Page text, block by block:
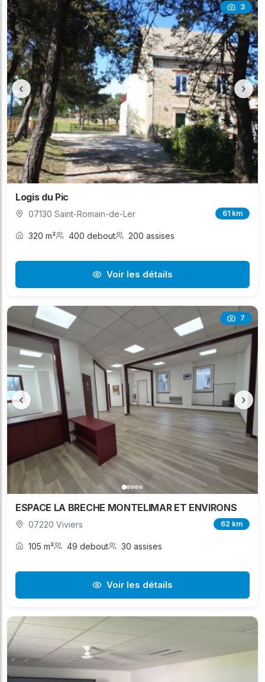
3
‹ ›
Logis du Pic
07130 Saint-Romain-de-Ler 61 km
320 m² 400 debout 200 assises
Voir les détails
7
‹ ›
ESPACE LA BRECHE MONTELIMAR ET ENVIRONS
07220 Viviers 62 km
105 m² 49 debout 30 assises
Voir les détails